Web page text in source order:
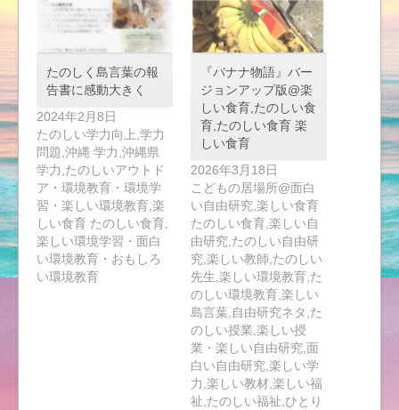
たのしく島言葉の報
告書に感動大きく
2024年2月8日
たのしい学力向上,学力
問題,沖縄 学力,沖縄県
学力,たのしいアウトド
ア・環境教育・環境学
習・楽しい環境教育,楽
しい食育 たのしい食育,
楽しい環境学習・面白
い環境教育・おもしろ
い環境教育
『バナナ物語』バー
ジョンアップ版@楽
しい食育,たのしい食
育,たのしい食育 楽
しい食育
2026年3月18日
こどもの居場所@面白
い自由研究,楽しい食育
たのしい食育,楽しい自
由研究,たのしい自由研
究,楽しい教師,たのしい
先生,楽しい環境教育,た
のしい環境教育,楽しい
島言葉,自由研究ネタ,た
のしい授業,楽しい授
業・楽しい自由研究,面
白い自由研究,楽しい学
力,楽しい教材,楽しい福
祉,たのしい福祉,ひとり